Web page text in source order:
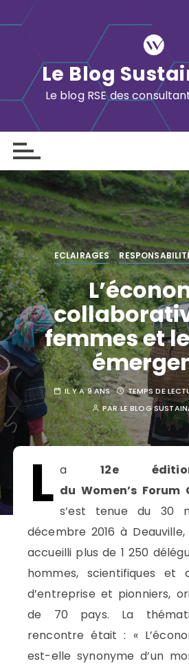
k
o
e
n
t
Le Blog
Le blog RSE des
ECLAIRAGES
femmes et
IL Y A 9 ANS TEMPS DE
PARLE BLOG
L a12e
du Women’s Forum
s’est tenue du 30
décembre 2016 à
accueilli plus de 1 250
hommes, scientifiques et
d’entreprise et pionniers,
de 70 pays. La
rencontre était : «
est-elle synonyme d’un